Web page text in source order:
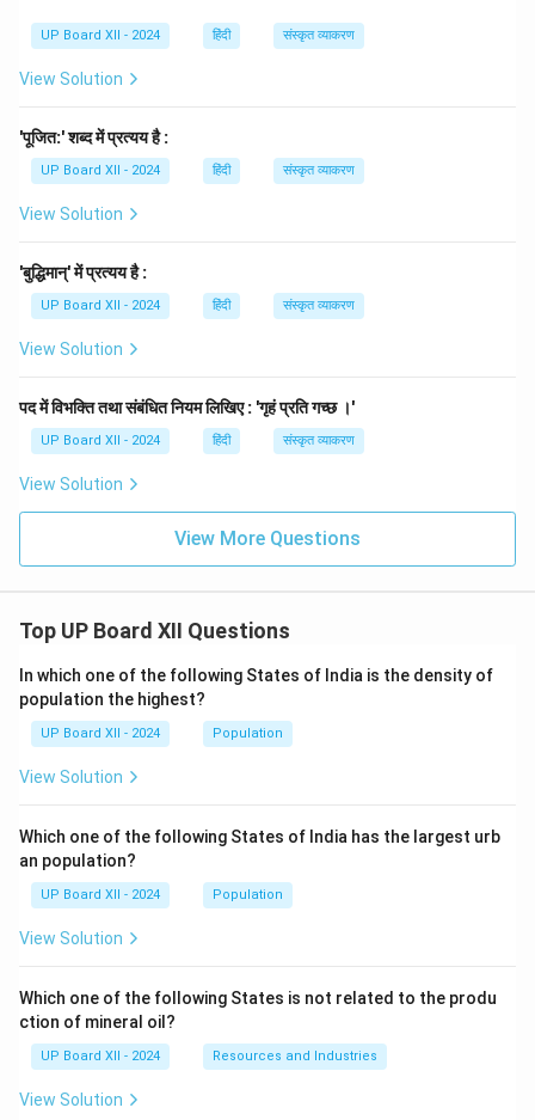
UP Board XII - 2024 हिंदी संस्कृत व्याकरण
View Solution
'पूजित:' शब्द में प्रत्यय है :
UP Board XII - 2024 हिंदी संस्कृत व्याकरण
View Solution
'बुद्धिमान्' में प्रत्यय है :
UP Board XII - 2024 हिंदी संस्कृत व्याकरण
View Solution
पद में विभक्ति तथा संबंधित नियम लिखिए : 'गृहं प्रति गच्छ ।'
UP Board XII - 2024 हिंदी संस्कृत व्याकरण
View Solution
View More Questions
Top UP Board XII Questions
In which one of the following States of India is the density of
population the highest?
UP Board XII - 2024 Population
View Solution
Which one of the following States of India has the largest urb
an population?
UP Board XII - 2024 Population
View Solution
Which one of the following States is not related to the produ
ction of mineral oil?
UP Board XII - 2024 Resources and Industries
View Solution